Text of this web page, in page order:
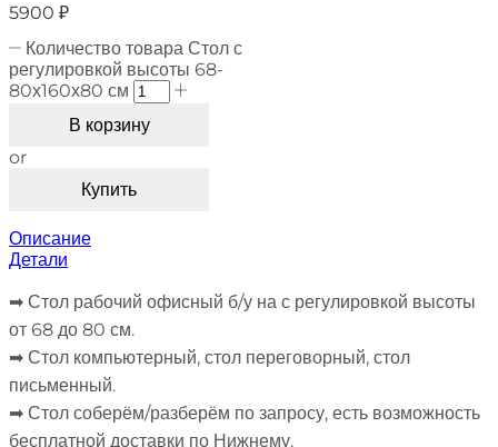
5900 ₽
Количество товара Стол с
регулировкой высоты 68-
80х160х80 см
В корзину
or
Купить
Описание
Детали
➡︎ Стол рабочий офисный б/у на с регулировкой высоты
от 68 до 80 см.
➡︎ Стол компьютерный, стол переговорный, стол
письменный.
➡︎ Стол соберём/разберём по запросу, есть возможность
бесплатной доставки по Нижнему.